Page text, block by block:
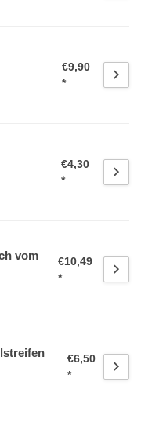
€9,90
*
€4,30
*
vom
€10,49
*
€6,50
*